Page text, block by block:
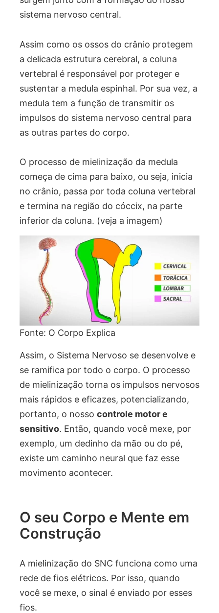
sistema nervoso central.
Assim como os ossos do crânio protegem
a delicada estrutura cerebral, a coluna
vertebral é responsável por proteger e
sustentar a medula espinhal. Por sua vez, a
medula tem a função de transmitir os
impulsos do sistema nervoso central para
as outras partes do corpo.
O processo de mielinização da medula
começa de cima para baixo, ou seja, inicia
no crânio, passa por toda coluna vertebral
e termina na região do cóccix, na parte
inferior da coluna. (veja a imagem)
Fonte: O Corpo Explica
Assim, o Sistema Nervoso se desenvolve e
se ramifica por todo o corpo. O processo
de mielinização torna os impulsos nervosos
mais rápidos e eficazes, potencializando,
portanto, o nosso controle motor e
sensitivo. Então, quando você mexe, por
exemplo, um dedinho da mão ou do pé,
existe um caminho neural que faz esse
movimento acontecer.
O seu Corpo e Mente em
Construção
A mielinização do SNC funciona como uma
rede de fios elétricos. Por isso, quando
você se mexe, o sinal é enviado por esses
fios.